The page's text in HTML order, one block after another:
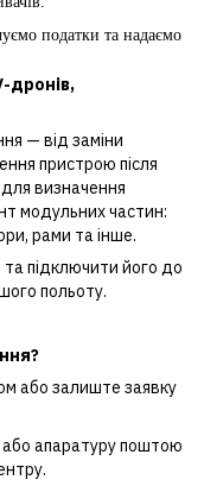
податки та надаємо
дронів,
— від заміни
пристрою після
визначення
модульних частин:
рами та інше.
підключити його до
польоту.
або залиште заявку
апаратуру поштою